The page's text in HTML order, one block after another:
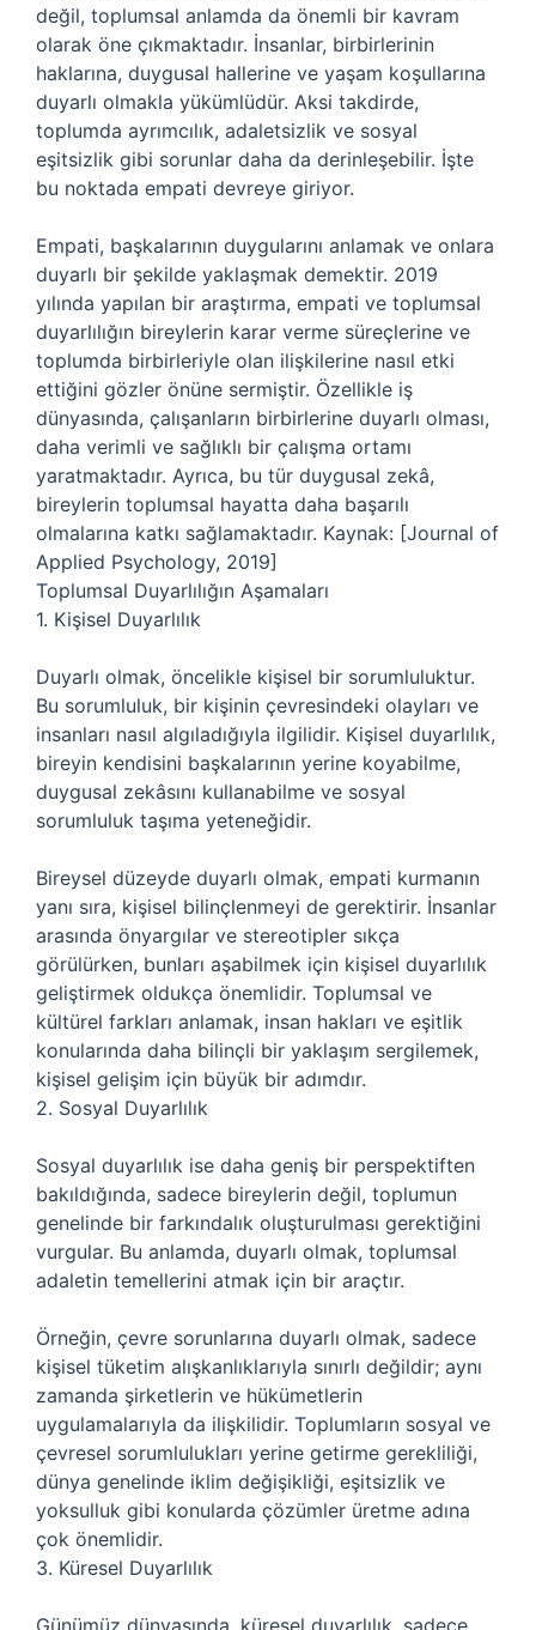
değil, toplumsal anlamda da önemli bir kavram
olarak öne çıkmaktadır. İnsanlar, birbirlerinin
haklarına, duygusal hallerine ve yaşam koşullarına
duyarlı olmakla yükümlüdür. Aksi takdirde,
toplumda ayrımcılık, adaletsizlik ve sosyal
eşitsizlik gibi sorunlar daha da derinleşebilir. İşte
bu noktada empati devreye giriyor.
Empati, başkalarının duygularını anlamak ve onlara
duyarlı bir şekilde yaklaşmak demektir. 2019
yılında yapılan bir araştırma, empati ve toplumsal
duyarlılığın bireylerin karar verme süreçlerine ve
toplumda birbirleriyle olan ilişkilerine nasıl etki
ettiğini gözler önüne sermiştir. Özellikle iş
dünyasında, çalışanların birbirlerine duyarlı olması,
daha verimli ve sağlıklı bir çalışma ortamı
yaratmaktadır. Ayrıca, bu tür duygusal zekâ,
bireylerin toplumsal hayatta daha başarılı
olmalarına katkı sağlamaktadır. Kaynak: [Journal of
Applied Psychology, 2019]
Toplumsal Duyarlılığın Aşamaları
1. Kişisel Duyarlılık
Duyarlı olmak, öncelikle kişisel bir sorumluluktur.
Bu sorumluluk, bir kişinin çevresindeki olayları ve
insanları nasıl algıladığıyla ilgilidir. Kişisel duyarlılık,
bireyin kendisini başkalarının yerine koyabilme,
duygusal zekâsını kullanabilme ve sosyal
sorumluluk taşıma yeteneğidir.
Bireysel düzeyde duyarlı olmak, empati kurmanın
yanı sıra, kişisel bilinçlenmeyi de gerektirir. İnsanlar
arasında önyargılar ve stereotipler sıkça
görülürken, bunları aşabilmek için kişisel duyarlılık
geliştirmek oldukça önemlidir. Toplumsal ve
kültürel farkları anlamak, insan hakları ve eşitlik
konularında daha bilinçli bir yaklaşım sergilemek,
kişisel gelişim için büyük bir adımdır.
2. Sosyal Duyarlılık
Sosyal duyarlılık ise daha geniş bir perspektiften
bakıldığında, sadece bireylerin değil, toplumun
genelinde bir farkındalık oluşturulması gerektiğini
vurgular. Bu anlamda, duyarlı olmak, toplumsal
adaletin temellerini atmak için bir araçtır.
Örneğin, çevre sorunlarına duyarlı olmak, sadece
kişisel tüketim alışkanlıklarıyla sınırlı değildir; aynı
zamanda şirketlerin ve hükümetlerin
uygulamalarıyla da ilişkilidir. Toplumların sosyal ve
çevresel sorumlulukları yerine getirme gerekliliği,
dünya genelinde iklim değişikliği, eşitsizlik ve
yoksulluk gibi konularda çözümler üretme adına
çok önemlidir.
3. Küresel Duyarlılık
Günümüz dünyasında, küresel duyarlılık, sadece